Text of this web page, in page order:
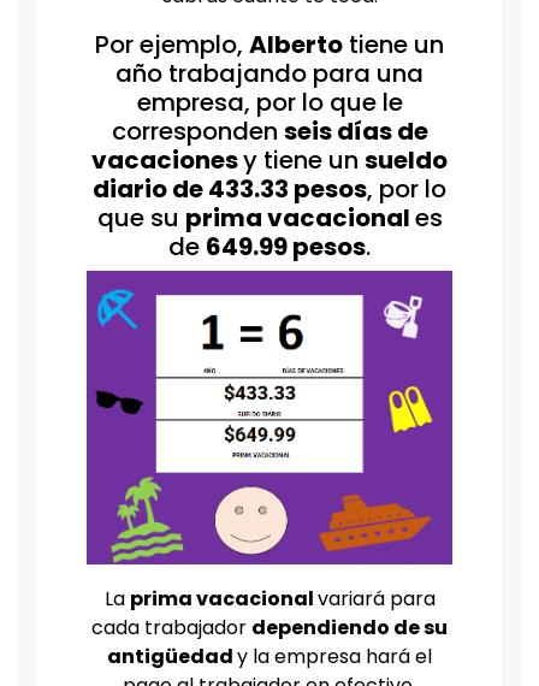
Por ejemplo, Alberto tiene un
año trabajando para una
empresa, por lo que le
corresponden seis días de
vacacionesy tiene un sueldo
diario de 433.33 pesos, por lo
que su prima vacacionales
de 649.99 pesos.
La prima vacacionalvariará para
cada trabajador dependiendo de su
antigüedady la empresa hará el